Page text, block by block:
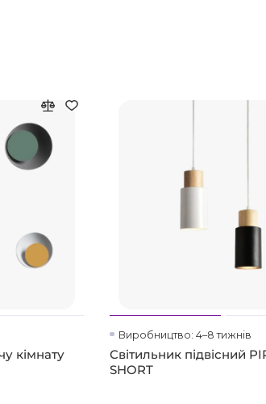
кімнату
Виробництво: 4–8 тижнів
Світильник підвісний
SHORT